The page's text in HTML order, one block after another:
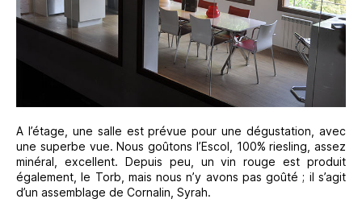
A l’étage, une salle est prévue pour une dégustation, avec
une superbe vue. Nous goûtons l’Escol, 100% riesling, assez
minéral, excellent. Depuis peu, un vin rouge est produit
également, le Torb, mais nous n’y avons pas goûté ; il s’agit
d’un assemblage de Cornalin, Syrah.